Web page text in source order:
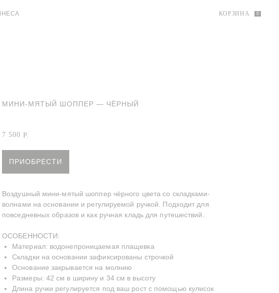
МИНИ-МЯТЫЙ ШОППЕР — ЧЁРНЫЙ
7 500 Р.
ПРИОБРЕСТИ
Воздушный мини-мятый шоппер чёрного цвета со складками-
волнами на основании и регулируемой ручкой. Подходит для
повседневных образов и как ручная кладь для путешествий.
ОСОБЕННОСТИ:
Материал: водонепроницаемая плащевка
Складки на основании зафиксированы строчкой
Основание закрывается на молнию
Размеры: 42 см в ширину и 34 см в высоту
Длина ручки регулируется под ваш рост с помощью кулисок